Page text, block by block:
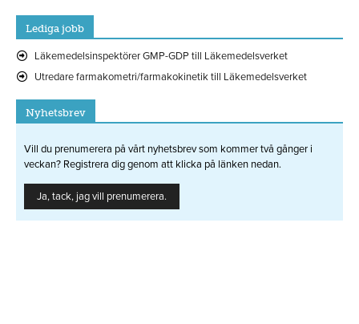
Lediga jobb
Läkemedelsinspektörer GMP-GDP till Läkemedelsverket
Utredare farmakometri/farmakokinetik till Läkemedelsverket
Nyhetsbrev
Vill du prenumerera på vårt nyhetsbrev som kommer två gånger i
veckan? Registrera dig genom att klicka på länken nedan.
Ja, tack, jag vill prenumerera.